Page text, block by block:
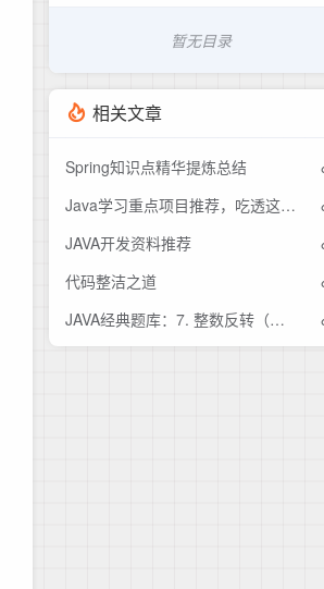
暂无目录
相关文章
Spring知识点精华提炼总结
Java学习重点项目推荐，吃透这15个开源项目中的其中五个，offer拿到手软
JAVA开发资料推荐
代码整洁之道
JAVA经典题库：7. 整数反转（难度：中等）